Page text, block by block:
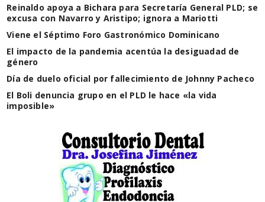
Reinaldo apoya a Bichara para Secretaría General PLD; se
excusa con Navarro y Aristipo; ignora a Mariotti
Viene el Séptimo Foro Gastronómico Dominicano
El impacto de la pandemia acentúa la desiguadad de
género
Día de duelo oficial por fallecimiento de Johnny Pacheco
El Boli denuncia grupo en el PLD le hace «la vida
imposible»